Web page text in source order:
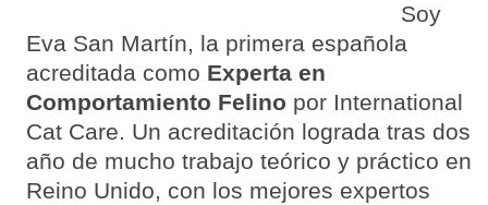
Soy
Eva San Martín, la primera española
acreditada como Experta en
Comportamiento Felino por International
Cat Care. Un acreditación lograda tras dos
año de mucho trabajo teórico y práctico en
Reino Unido, con los mejores expertos